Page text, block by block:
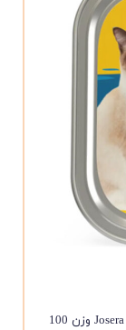
غذای کاسه ای گربه جوسرا با طعم سالمون Josera Josi Cat وزن 100